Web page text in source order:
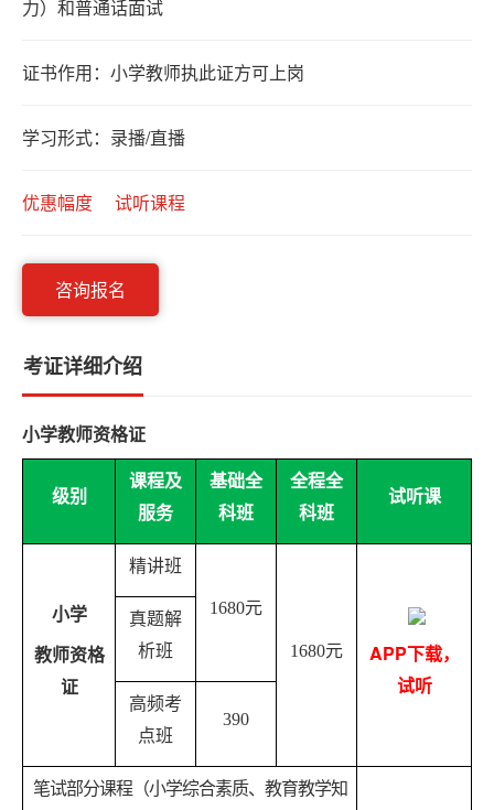
力）和普通话面试
证书作用： 小学教师执此证方可上岗
学习形式：录播/直播
优惠幅度 试听课程
咨询报名
考证详细介绍
小学教师资格证
级别
课程及
服务
基础全
科班
全程全
科班
试听课
小学
教师资格
证
精讲班
1680元
1680元 APP下载，
试听
真题解
析班
高频考
点班
390
笔试部分课程（小学综合素质、 教育教学知